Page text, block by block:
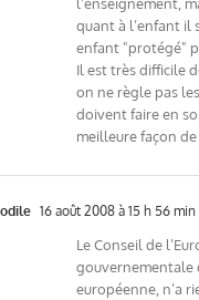
quant à l’enfant il
enfant "protégé"
Il est très difficile
on ne règle pas
doivent faire en
meilleure façon de
odile 16 août 2008 à 15 h 56 min
Le Conseil de
gouvernementale
européenne, n’a